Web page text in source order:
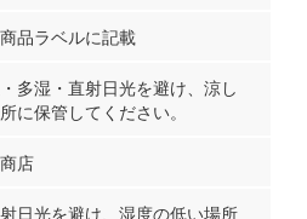
品ラベルに記載
多湿・直射日光を避け、涼し
に保管してください。
店
射日光を避け、湿度の低い場所